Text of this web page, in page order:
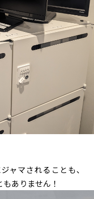
ャマされることも、
ありません！